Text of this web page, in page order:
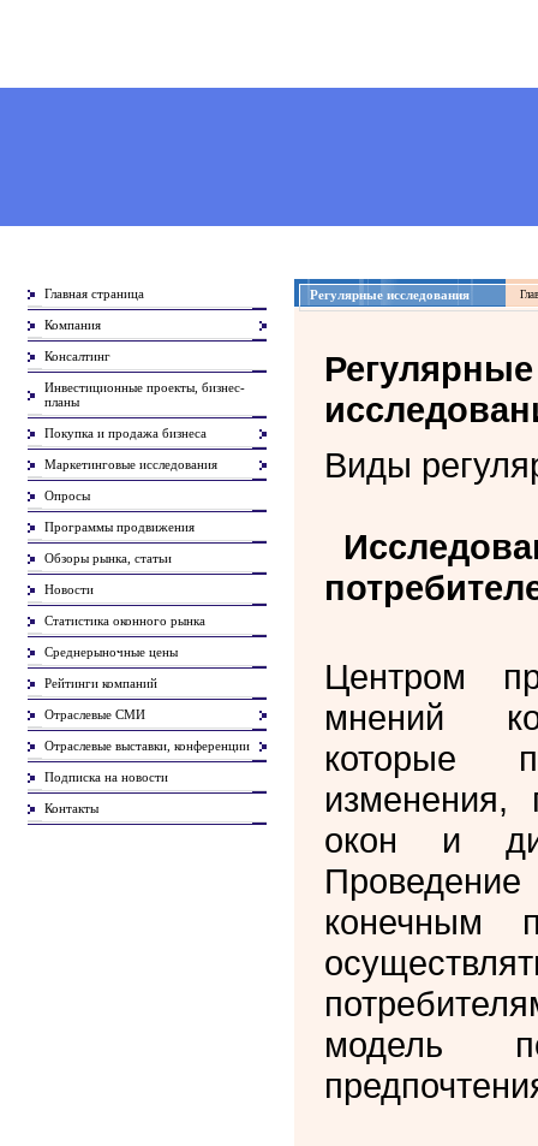
Главная страница
Компания
Консалтинг
Инвестиционные проекты, бизнес-
планы
Покупка и продажа бизнеса
Маркетинговые исследования
Опросы
Программы продвижения
Обзоры рынка, статьи
Новости
Статистика оконного рынка
Среднерыночные цены
Рейтинги компаний
Отраслевые СМИ
Отраслевые выставки, конференции
Подписка на новости
Контакты
Регулярные исследования
Регулярные
Виды
Центром
мнений
которые
изменения,
окон и
конечным
модель